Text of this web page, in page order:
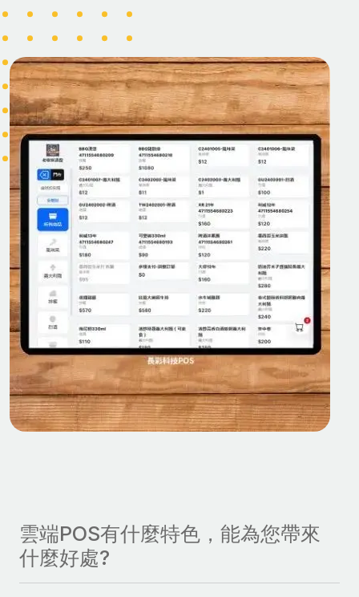
雲端POS有什麼特色，能為您帶來
什麼好處?